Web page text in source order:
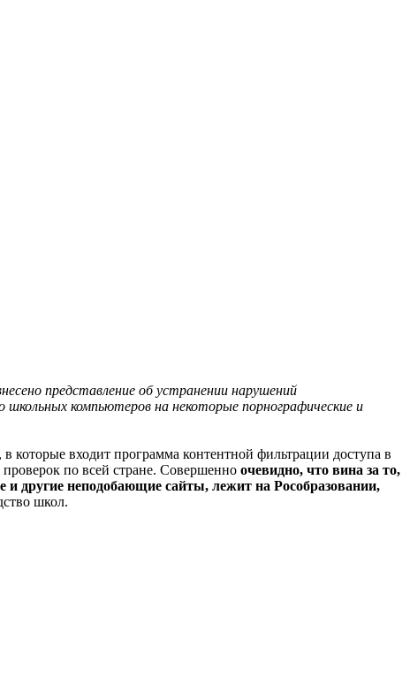
представление об устранении нарушений
компьютеров на некоторые порнографические и
, в которые входит программа контентной фильтрации доступа в
проверок по всей стране. Совершенно очевидно, что вина за то,
другие неподобающие сайты, лежит на Рособразовании,
школ.